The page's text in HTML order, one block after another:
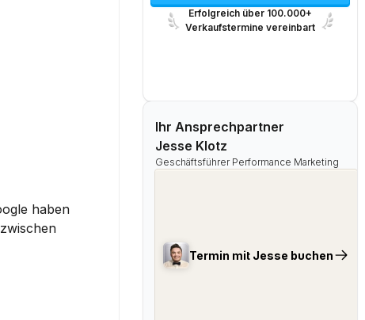
Erfolgreich über 100.000+
Verkaufstermine vereinbart
Ihr Ansprechpartner
Jesse Klotz
Geschäftsführer Performance Marketing
Termin mit Jesse buchen
haben